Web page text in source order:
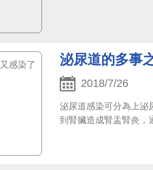
泌尿道的多事
2018/7/26
泌尿道感染可分為上泌
到腎臟造成腎盂腎炎，